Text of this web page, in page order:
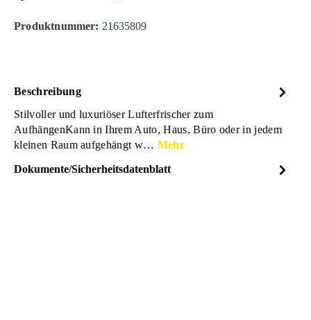
Produktnummer: 21635809
Beschreibung
Stilvoller und luxuriöser Lufterfrischer zum
AufhängenKann in Ihrem Auto, Haus, Büro oder in jedem
kleinen Raum aufgehängt w… Mehr
Dokumente/Sicherheitsdatenblatt